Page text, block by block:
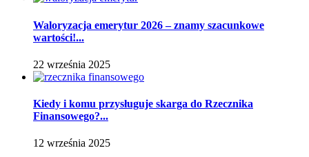
Waloryzacja emerytur 2026 – znamy szacunkowe
wartości!...
22 września 2025
Kiedy i komu przysługuje skarga do Rzecznika
Finansowego?...
12 września 2025